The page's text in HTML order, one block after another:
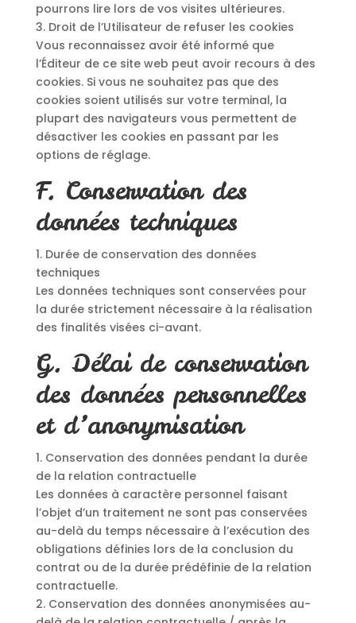
pourrons lire lors de vos visites ultérieures.
3. Droit de l’Utilisateur de refuser les cookies
Vous reconnaissez avoir été informé que
l’Éditeur de ce site web peut avoir recours à des
cookies. Si vous ne souhaitez pas que des
cookies soient utilisés sur votre terminal, la
plupart des navigateurs vous permettent de
désactiver les cookies en passant par les
options de réglage.
F. Conservation des
données techniques
1. Durée de conservation des données
techniques
Les données techniques sont conservées pour
la durée strictement nécessaire à la réalisation
des finalités visées ci-avant.
G. Délai de conservation
des données personnelles
et d’anonymisation
1. Conservation des données pendant la durée
de la relation contractuelle
Les données à caractère personnel faisant
l’objet d’un traitement ne sont pas conservées
au-delà du temps nécessaire à l’exécution des
obligations définies lors de la conclusion du
contrat ou de la durée prédéfinie de la relation
contractuelle.
2. Conservation des données anonymisées au-